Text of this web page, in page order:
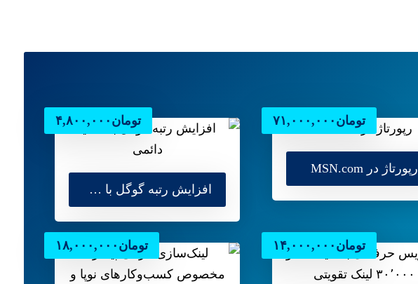
رپورتاژ در MSN.com
تومان ۷۱,۰۰۰,۰۰۰
افزایش رتبه گوگل با 60 لینک دائمی
تومان ۴,۸۰۰,۰۰۰
تومان ۱۴,۰۰۰,۰۰۰ تومان ۱۸,۰۰۰,۰۰۰